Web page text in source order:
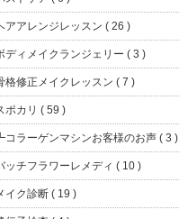
アアレンジレッスン ( 26 )
ディメイクランジェリー ( 3 )
格修正メイクレッスン ( 7 )
ポカリ ( 59 )
ラーゲンマシンお客様のお声 ( 3 )
ッチフラワーレメディ ( 10 )
イク診断 ( 19 )